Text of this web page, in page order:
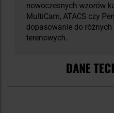
nowoczesnych wzorów
MultiCam, ATACS czy
dopasowanie do
terenowych.
DANE